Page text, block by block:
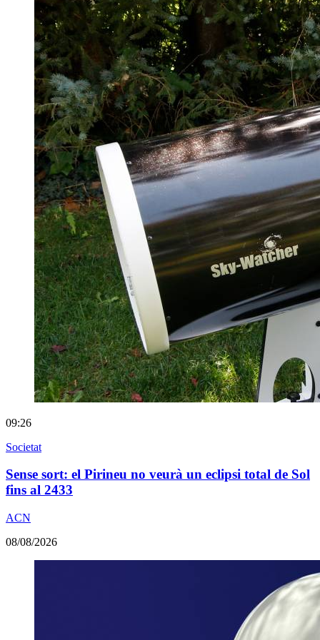
09:26
Societat
Sense sort: el Pirineu no veurà un eclipsi total de Sol
fins al 2433
ACN
08/08/2026